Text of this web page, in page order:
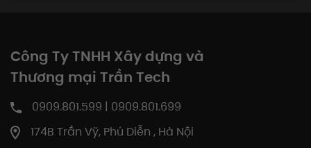
Công Ty TNHH Xây dựng và
Thương mại Trần Tech
0909.801.599 | 0909.801.699
174B Trần Vỹ, Phú Diễn , Hà Nội